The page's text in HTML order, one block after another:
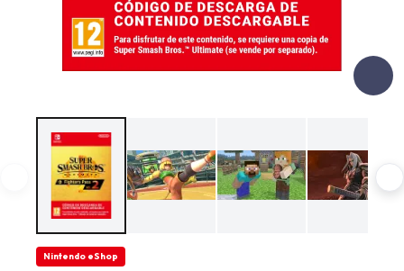
Nintendo eShop